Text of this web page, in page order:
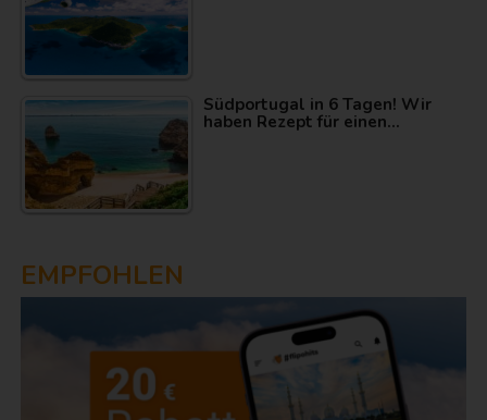
Südportugal in 6 Tagen! Wir
haben Rezept für einen…
EMPFOHLEN